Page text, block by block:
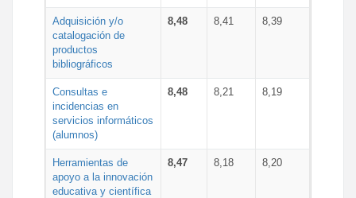
Adquisición y/o
catalogación de
productos
bibliográficos
8,48 8,41 8,39
Consultas e
incidencias en
servicios informáticos
(alumnos)
8,48 8,21 8,19
Herramientas de
apoyo a la innovación
educativa y científica
8,47 8,18 8,20